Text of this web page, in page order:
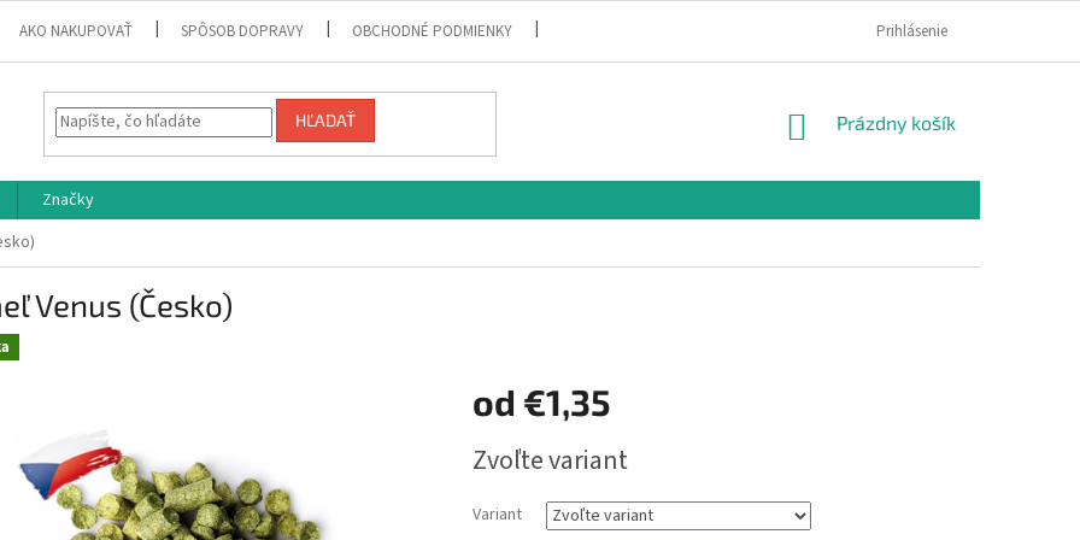
AKO NAKUPOVAŤ SPÔSOB DOPRAVY OBCHODNÉ PODMIENKY Prihlásenie
HĽADAŤ
NÁKUPNÝ
Prázdny košík
Značky
Venus (Česko)
od €1,35
cena:
Zvoľte variant
Variant